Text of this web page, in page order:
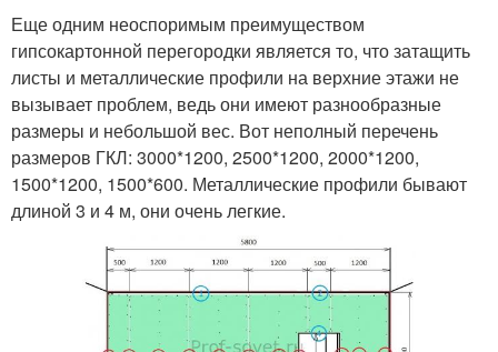
Еще одним неоспоримым преимуществом
гипсокартонной перегородки является то, что затащить
листы и металлические профили на верхние этажи не
вызывает проблем, ведь они имеют разнообразные
размеры и небольшой вес. Вот неполный перечень
размеров ГКЛ: 3000*1200, 2500*1200, 2000*1200,
1500*1200, 1500*600. Металлические профили бывают
длиной 3 и 4 м, они очень легкие.